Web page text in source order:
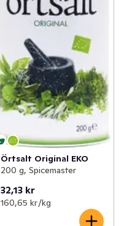
Örtsalt Original EKO
200 g, Spicemaster
32,13 kr
160,65 kr /kg